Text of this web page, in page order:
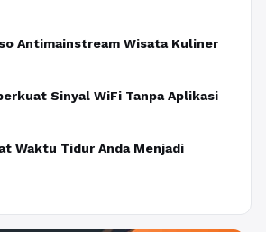
Antimainstream Wisata Kuliner
Sinyal WiFi Tanpa Aplikasi
Waktu Tidur Anda Menjadi